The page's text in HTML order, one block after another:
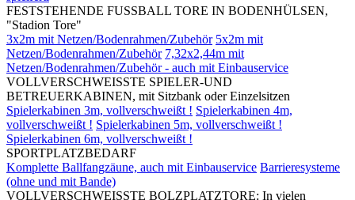
FESTSTEHENDE FUSSBALL TORE IN BODENHÜLSEN,
"Stadion Tore"
3x2m mit Netzen/Bodenrahmen/Zubehör 5x2m mit
Netzen/Bodenrahmen/Zubehör 7,32x2,44m mit
Netzen/Bodenrahmen/Zubehör - auch mit Einbauservice
VOLLVERSCHWEISSTE SPIELER-UND
BETREUERKABINEN, mit Sitzbank oder Einzelsitzen
Spielerkabinen 3m, vollverschweißt ! Spielerkabinen 4m,
vollverschweißt ! Spielerkabinen 5m, vollverschweißt !
Spielerkabinen 6m, vollverschweißt !
SPORTPLATZBEDARF
Komplette Ballfangzäune, auch mit Einbauservice Barrieresysteme
(ohne und mit Bande)
VOLLVERSCHWEISSTE BOLZPLATZTORE: In vielen